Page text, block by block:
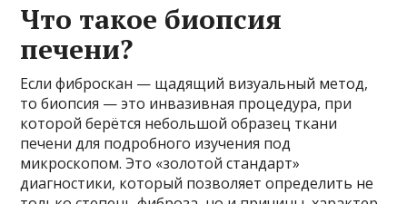
Что такое биопсия
печени?
Если фиброскан — щадящий визуальный метод,
то биопсия — это инвазивная процедура, при
которой берётся небольшой образец ткани
печени для подробного изучения под
микроскопом. Это «золотой стандарт»
диагностики, который позволяет определить не